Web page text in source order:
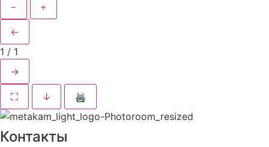
− +
←
1 / 1
→
⛶ ↓ 🖨
Контакты